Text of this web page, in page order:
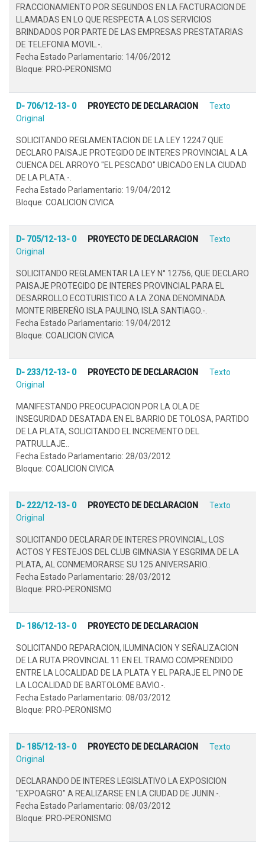
FRACCIONAMIENTO POR SEGUNDOS EN LA FACTURACION DE
LLAMADAS EN LO QUE RESPECTA A LOS SERVICIOS
BRINDADOS POR PARTE DE LAS EMPRESAS PRESTATARIAS
DE TELEFONIA MOVIL.-.
Fecha Estado Parlamentario: 14/06/2012
Bloque: PRO-PERONISMO
D- 706/12-13- 0 PROYECTO DE DECLARACION
Texto
Original
SOLICITANDO REGLAMENTACION DE LA LEY 12247 QUE
DECLARO PAISAJE PROTEGIDO DE INTERES PROVINCIAL A LA
CUENCA DEL ARROYO "EL PESCADO" UBICADO EN LA CIUDAD
DE LA PLATA.-.
Fecha Estado Parlamentario: 19/04/2012
Bloque: COALICION CIVICA
D- 705/12-13- 0 PROYECTO DE DECLARACION
Texto
Original
SOLICITANDO REGLAMENTAR LA LEY N° 12756, QUE DECLARO
PAISAJE PROTEGIDO DE INTERES PROVINCIAL PARA EL
DESARROLLO ECOTURISTICO A LA ZONA DENOMINADA
MONTE RIBEREÑO ISLA PAULINO, ISLA SANTIAGO.-.
Fecha Estado Parlamentario: 19/04/2012
Bloque: COALICION CIVICA
D- 233/12-13- 0 PROYECTO DE DECLARACION
Texto
Original
MANIFESTANDO PREOCUPACION POR LA OLA DE
INSEGURIDAD DESATADA EN EL BARRIO DE TOLOSA, PARTIDO
DE LA PLATA, SOLICITANDO EL INCREMENTO DEL
PATRULLAJE..
Fecha Estado Parlamentario: 28/03/2012
Bloque: COALICION CIVICA
D- 222/12-13- 0 PROYECTO DE DECLARACION
Texto
Original
SOLICITANDO DECLARAR DE INTERES PROVINCIAL, LOS
ACTOS Y FESTEJOS DEL CLUB GIMNASIA Y ESGRIMA DE LA
PLATA, AL CONMEMORARSE SU 125 ANIVERSARIO..
Fecha Estado Parlamentario: 28/03/2012
Bloque: PRO-PERONISMO
D- 186/12-13- 0 PROYECTO DE DECLARACION
SOLICITANDO REPARACION, ILUMINACION Y SEÑALIZACION
DE LA RUTA PROVINCIAL 11 EN EL TRAMO COMPRENDIDO
ENTRE LA LOCALIDAD DE LA PLATA Y EL PARAJE EL PINO DE
LA LOCALIDAD DE BARTOLOME BAVIO.-.
Fecha Estado Parlamentario: 08/03/2012
Bloque: PRO-PERONISMO
D- 185/12-13- 0 PROYECTO DE DECLARACION
Texto
Original
DECLARANDO DE INTERES LEGISLATIVO LA EXPOSICION
"EXPOAGRO" A REALIZARSE EN LA CIUDAD DE JUNIN.-.
Fecha Estado Parlamentario: 08/03/2012
Bloque: PRO-PERONISMO